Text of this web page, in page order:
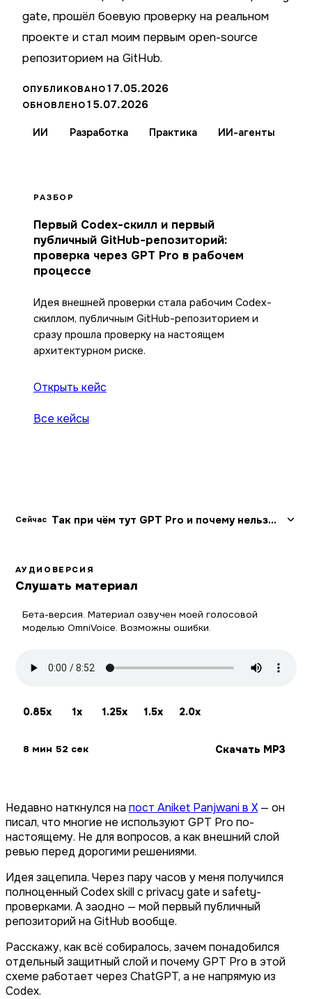
gate, прошёл боевую проверку на реальном
проекте и стал моим первым open-source
репозиторием на GitHub.
ОПУБЛИКОВАНО17.05.2026
ОБНОВЛЕНО15.07.2026
ИИ Разработка Практика ИИ-агенты
РАЗБОР
Первый Codex-скилл и первый
публичный GitHub-репозиторий:
проверка через GPT Pro в рабочем
процессе
Идея внешней проверки стала рабочим Codex-
скиллом, публичным GitHub-репозиторием и
сразу прошла проверку на настоящем
архитектурном риске.
Открыть кейс
Все кейсы
Сейчас Так при чём тут GPT Pro и почему нельзя просто спросить
АУДИОВЕРСИЯ
Слушать материал
Бета-версия. Материал озвучен моей голосовой
моделью OmniVoice. Возможны ошибки.
0.85x 1x 1.25x 1.5x 2.0x
8 мин 52 сек Скачать MP3
Недавно наткнулся на пост Aniket Panjwani в X — он
писал, что многие не используют GPT Pro по-
настоящему. Не для вопросов, а как внешний слой
ревью перед дорогими решениями.
Идея зацепила. Через пару часов у меня получился
полноценный Codex skill с privacy gate и safety-
проверками. А заодно — мой первый публичный
репозиторий на GitHub вообще.
Расскажу, как всё собиралось, зачем понадобился
отдельный защитный слой и почему GPT Pro в этой
схеме работает через ChatGPT, а не напрямую из
Codex.